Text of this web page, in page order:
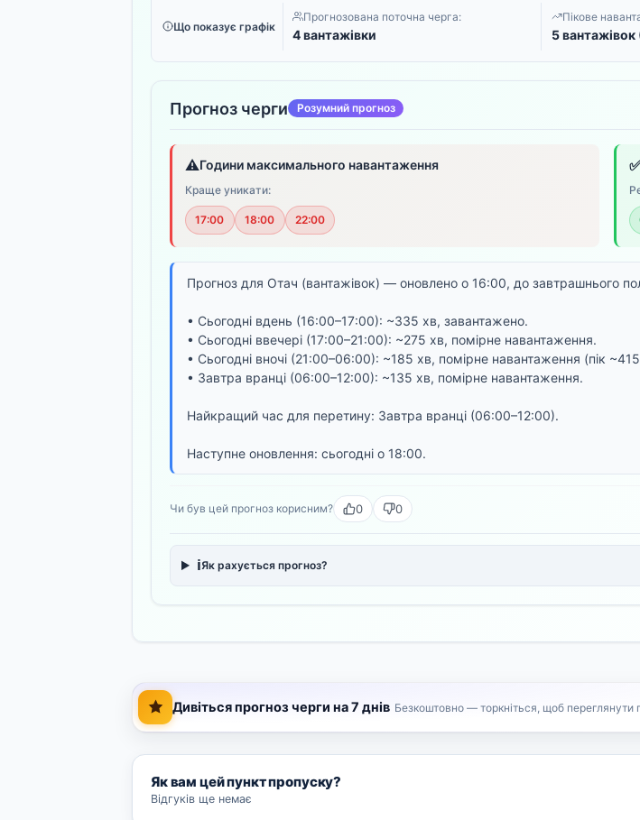
Що показує графік
Прогнозована поточна черга:
4 вантажівки
Пікове
5
Прогноз черги Розумний прогноз
⚠️Години максимального навантаження
Краще уникати:
17:00 18:00 22:00
Прогноз для Отач (вантажівок) — оновлено о 16:00, до завтрашнього
• Сьогодні вдень (16:00–17:00): ~335 хв, завантажено.
• Сьогодні ввечері (17:00–21:00): ~275 хв, помірне навантаження.
• Сьогодні вночі (21:00–06:00): ~185 хв, помірне навантаження (пік
• Завтра вранці (06:00–12:00): ~135 хв, помірне навантаження.
Найкращий час для перетину: Завтра вранці (06:00–12:00).
Наступне оновлення: сьогодні о 18:00.
Чи був цей прогноз корисним? 0 0
ℹ️Як рахується прогноз?
Дивіться прогноз черги на 7 днів Безкоштовно — торкніться, щоб переглянути
Як вам цей пункт пропуску?
Відгуків ще немає